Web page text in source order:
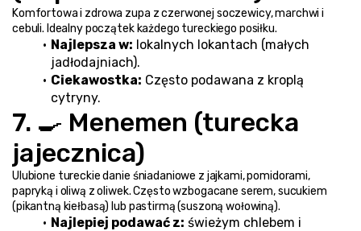
Komfortowa i zdrowa zupa z czerwonej soczewicy, marchwi i
cebuli. Idealny początek każdego tureckiego posiłku.
Najlepsza w: lokalnych lokantach (małych
jadłodajniach).
Ciekawostka: Często podawana z kroplą
cytryny.
7. 🍳 Menemen (turecka
jajecznica)
Ulubione tureckie danie śniadaniowe z jajkami, pomidorami,
papryką i oliwą z oliwek. Często wzbogacane serem, sucukiem
(pikantną kiełbasą) lub pastirmą (suszoną wołowiną).
Najlepiej podawać z: świeżym chlebem i